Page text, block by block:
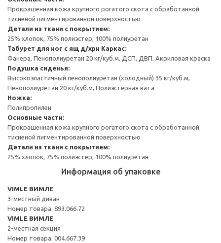
Прокрашенная кожа крупного рогатого скота с обработанной
тисненой пигментированной поверхностью
Детали из ткани с покрытием:
25% хлопок, 75% полиэстер, 100% полиуретан
Табурет для ног с ящ д/хрн Каркас:
Фанера, Пенополиуретан 20 кг/куб.м, ДСП, ДВП, Акриловая краска
Подушка сиденья:
Высокоэластичный пенополиуретан (холодный) 35 кг/куб.м,
Пенополиуретан 20 кг/куб.м, Полиэстерная вата
Ножка:
Полипропилен
Основные части:
Прокрашенная кожа крупного рогатого скота с обработанной
тисненой пигментированной поверхностью
Детали из ткани с покрытием:
25% хлопок, 75% полиэстер, 100% полиуретан
Информация об упаковке
VIMLE ВИМЛЕ
3-местный диван
Номер товара: 893.066.72
VIMLE ВИМЛЕ
2-местная секция
Номер товара: 004.667.39